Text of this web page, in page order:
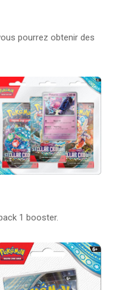
pourrez obtenir des
1 booster.